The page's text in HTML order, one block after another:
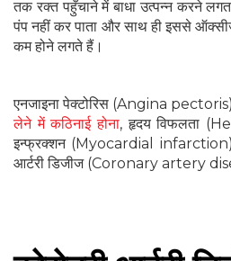
तक रक्त पहुँचाने में बाधा उत्पन्न करने
पंप नहीं कर पाता और साथ ही इससे
कम होने लगते हैं।
एनजाइना पेक्टोरिस (Angina pectoris)
लेने में कठिनाई होना, हृदय विफलता
इन्फ्रक्शन (Myocardial
आर्टरी डिजीज (Coronary artery